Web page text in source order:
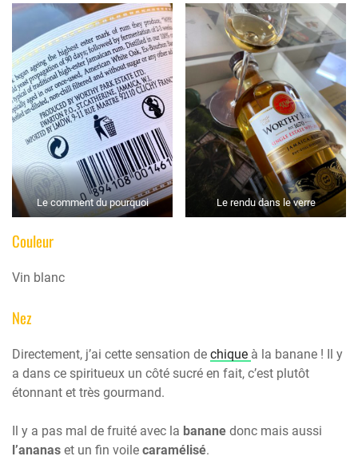
Le comment du pourquoi Le rendu dans le verre
Couleur
Vin blanc
Nez
Directement, j’ai cette sensation de chique à la banane ! Il y
a dans ce spiritueux un côté sucré en fait, c’est plutôt
étonnant et très gourmand.
Il y a pas mal de fruité avec la banane donc mais aussi
l’ananas et un fin voile caramélisé.